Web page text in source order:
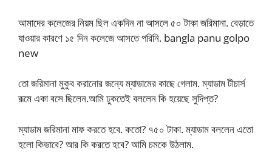
আমাদের কলেজের নিয়ম ছিল একদিন না আসলে ৫০ টাকা জরিমানা. বেড়াতে
যাওয়ার কারণে ১৫ দিন কলেজে আসতে পরিনি. bangla panu golpo
new
তো জরিমানা মুকুব করানোর জন্যে ম্যাডামের কাছে গেলাম. ম্যাডাম টীচার্স
রূমে একা বসে ছিলেন.আমি ঢুকতেই বললেন কি হয়েছে সুদিপ্ত?
ম্যাডাম জরিমানা মাফ করতে হবে. কতো? ৭৫০ টাকা. ম্যাডাম বললেন এতো
হলো কিভাবে? আর কি করতে হবে? আমি চমকে উঠলাম.